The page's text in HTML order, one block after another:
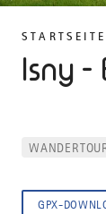
STARTSEITE
Isny
GPX-